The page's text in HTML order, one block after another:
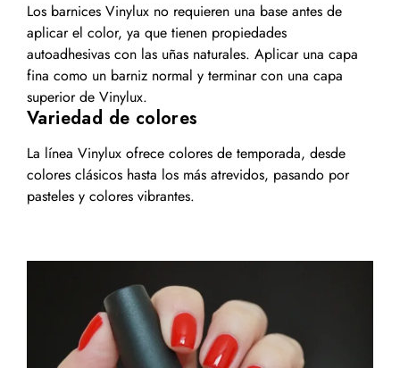
Los barnices Vinylux no requieren una base antes de
aplicar el color, ya que tienen propiedades
autoadhesivas con las uñas naturales. Aplicar una capa
fina como un barniz normal y terminar con una capa
superior de Vinylux.
Variedad de colores
La línea Vinylux ofrece colores de temporada, desde
colores clásicos hasta los más atrevidos, pasando por
pasteles y colores vibrantes.